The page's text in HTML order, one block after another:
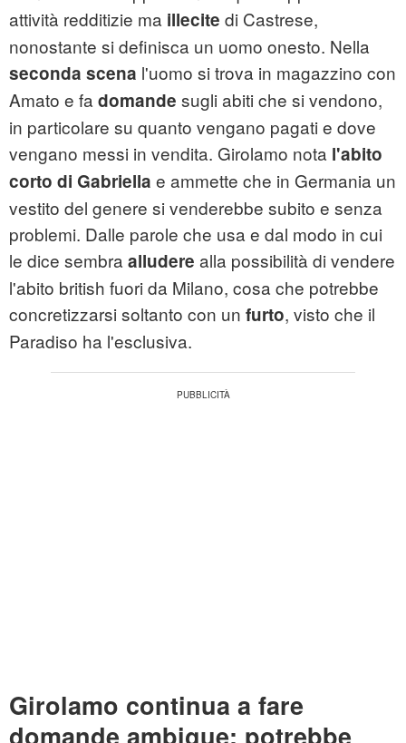
attività redditizie ma illecite di Castrese,
nonostante si definisca un uomo onesto. Nella
seconda scena l'uomo si trova in magazzino con
Amato e fa domande sugli abiti che si vendono,
in particolare su quanto vengano pagati e dove
vengano messi in vendita. Girolamo nota l'abito
corto di Gabriella e ammette che in Germania un
vestito del genere si venderebbe subito e senza
problemi. Dalle parole che usa e dal modo in cui
le dice sembra alludere alla possibilità di vendere
l'abito british fuori da Milano, cosa che potrebbe
concretizzarsi soltanto con un furto, visto che il
Paradiso ha l'esclusiva.
Girolamo continua a fare
domande ambigue: potrebbe